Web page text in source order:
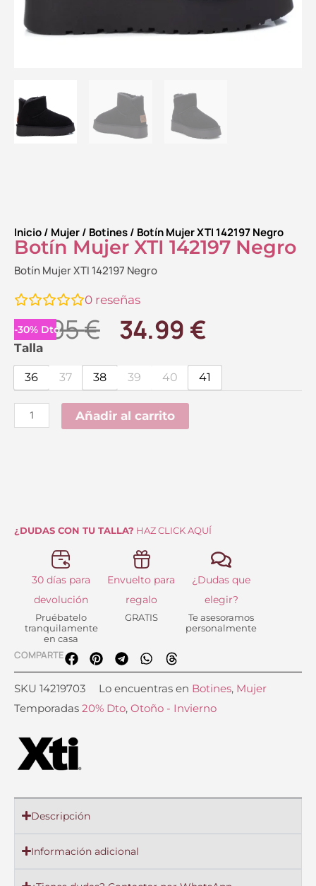
Inicio/ Mujer/ Botines/ Botín Mujer XTI 142197 Negro
Botín Mujer XTI 142197 Negro
Botín Mujer XTI 142197 Negro
0 reseñas
-30% Dto.
49.95€ El
original
era:
49.95 €.
34.99 €El
actual
Talla
36 37 38 39 40 41
Botín
Mujer
XTI
142197
Negro
Añadir al carrito
¿DUDAS CON TU TALLA? HAZ CLICK AQUÍ
30 días para
devolución
Pruébatelo
tranquilamente
en casa
Envuelto para
regalo
GRATIS
¿Dudas que
elegir?
Te asesoramos
personalmente
COMPARTE
SKU 14219703 Lo encuentras en Botines, Mujer
Temporadas 20% Dto, Otoño - Invierno
Descripción
Información adicional